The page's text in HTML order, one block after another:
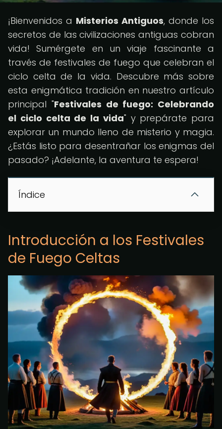
¡Bienvenidos a Misterios Antiguos, donde los
secretos de las civilizaciones antiguas cobran
vida! Sumérgete en un viaje fascinante a
través de festivales de fuego que celebran el
ciclo celta de la vida. Descubre más sobre
esta enigmática tradición en nuestro artículo
principal "Festivales de fuego: Celebrando
el ciclo celta de la vida" y prepárate para
explorar un mundo lleno de misterio y magia.
¿Estás listo para desentrañar los enigmas del
pasado? ¡Adelante, la aventura te espera!
Índice
Introducción a los Festivales
de Fuego Celtas